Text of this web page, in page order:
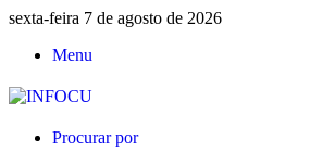
sexta-feira 7 de agosto de 2026
Menu
Procurar por